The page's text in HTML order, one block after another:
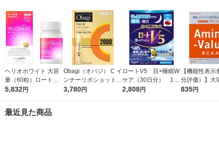
ヘリオホワイト 大容
量（60粒）ロート製
薬 サプリメント
5,832円
Obagi（オバジ） C イ
ンナーリポショット 7
0g×28本入 ロート製
3,780円
ロートV5 目×睡眠W
ケア（30日分） 1個
（30粒入） ロート
2,808円
【機能性表示
分評価）】大
アミノバリュ
835円
最近見た商品